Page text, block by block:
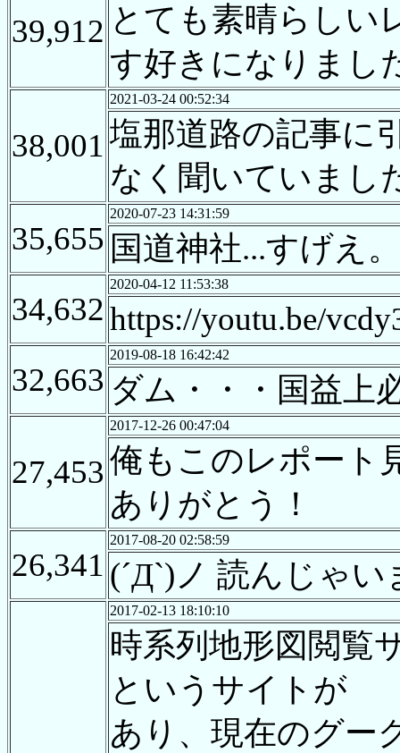
39,912 とても素晴らしい
す好きになりまし
38,001
2021-03-24 00:52:34
塩那道路の記事に
なく聞いていまし
35,655
2020-07-23 14:31:59
国道神社...すげえ。
34,632
2020-04-12 11:53:38
https://youtu.be/
32,663
2019-08-18 16:42:42
ダム・・・国益上
27,453
2017-12-26 00:47:04
俺もこのレポート
ありがとう！
26,341
2017-08-20 02:58:59
(´Д`)ノ 読んじゃい
2017-02-13 18:10:10
時系列地形図閲覧
というサイトが
あり、現在のグー